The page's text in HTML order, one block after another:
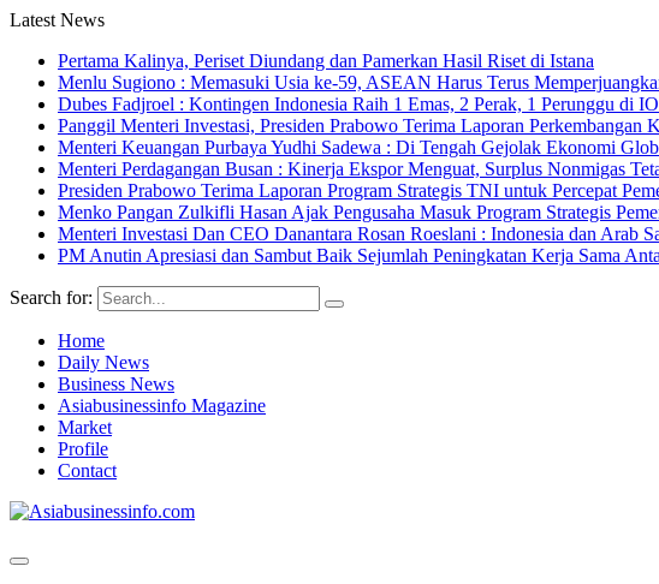
Latest News
Pertama Kalinya, Periset Diundang dan Pamerkan Hasil Riset di Istana
Menlu Sugiono : Memasuki Usia ke-59, ASEAN Harus Terus
Dubes Fadjroel : Kontingen Indonesia Raih 1 Emas, 2 Perak, 1 Perunggu di
Panggil Menteri Investasi, Presiden Prabowo Terima Laporan
Menteri Keuangan Purbaya Yudhi Sadewa : Di Tengah Gejolak Ekonomi
Menteri Perdagangan Busan : Kinerja Ekspor Menguat, Surplus Nonmigas
Presiden Prabowo Terima Laporan Program Strategis TNI untuk Percepat
Menko Pangan Zulkifli Hasan Ajak Pengusaha Masuk Program Strategis
Menteri Investasi Dan CEO Danantara Rosan Roeslani : Indonesia dan Arab
PM Anutin Apresiasi dan Sambut Baik Sejumlah Peningkatan Kerja Sama
Search for:
Home
Daily News
Business News
Asiabusinessinfo Magazine
Market
Profile
Contact